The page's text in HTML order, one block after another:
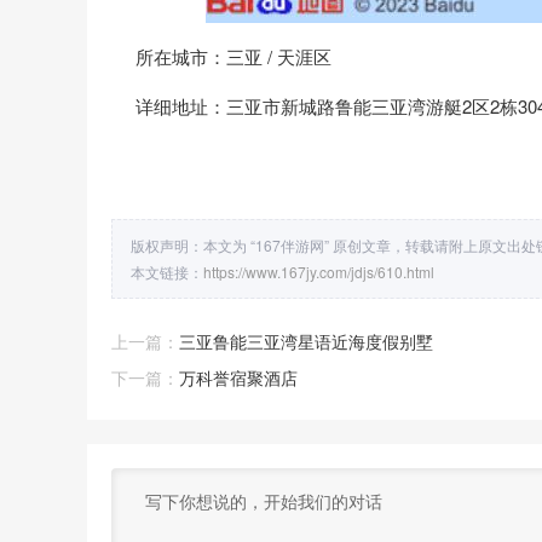
所在城市：三亚 / 天涯区
详细地址：三亚市新城路鲁能三亚湾游艇2区2栋
版权声明：本文为 “167伴游网” 原创文章，转载请附上原文出处
本文链接： https://www.167jy.com/jdjs/610.html
上一篇： 三亚鲁能三亚湾星语近海度假别墅
下一篇： 万科誉宿聚酒店